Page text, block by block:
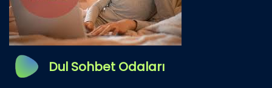
Dul Sohbet Odaları